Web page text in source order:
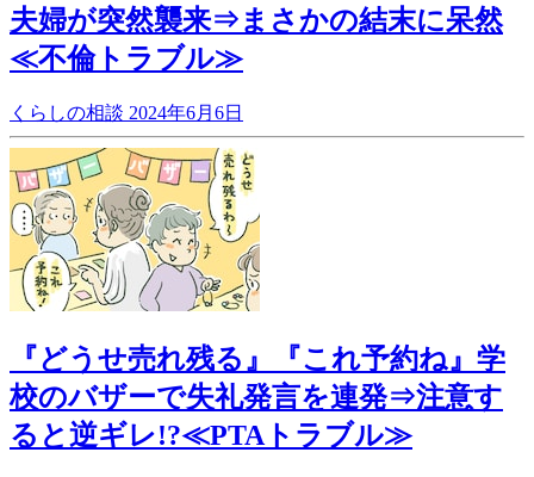
夫婦が突然襲来⇒まさかの結末に呆然
≪不倫トラブル≫
くらしの相談 2024年6月6日
『どうせ売れ残る』『これ予約ね』学
校のバザーで失礼発言を連発⇒注意す
ると逆ギレ!?≪PTAトラブル≫